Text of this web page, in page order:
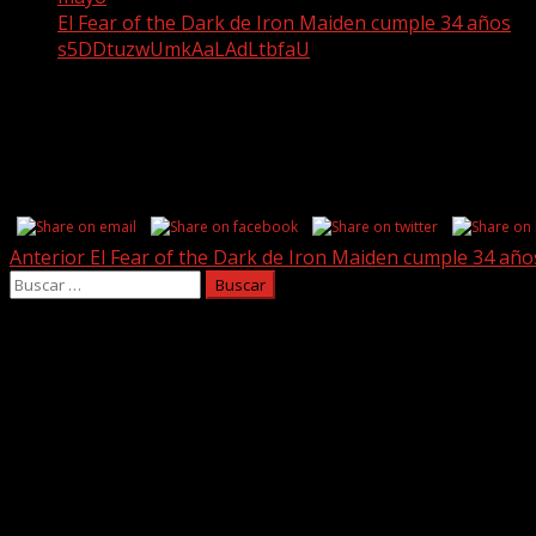
El Fear of the Dark de Iron Maiden cumple 34 años
s5DDtuzwUmkAaLAdLtbfaU
Post
navigation
Anterior El Fear of the Dark de Iron Maiden cumple 34
Buscar: